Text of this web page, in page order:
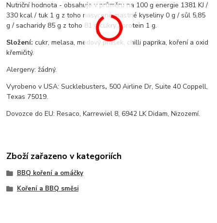
Nutriční hodnota - obsahuje v průměru na 100 g energie 1381 KJ /
330 kcal / tuk 1 g z toho nasycené mastné kyseliny 0 g / sůl 5,85
g / sacharidy 85 g z toho 81 g cukry / protein 1 g.
Složení:cukr, melasa, medový prášek, chilli paprika, koření a oxid
křemičitý.
Alergeny: žádný.
Vyrobeno v USA: Sucklebusters, 500 Airline Dr, Suite 40 Coppell,
Texas 75019.
Dovozce do EU: Resaco, Karrewiel 8, 6942 LK Didam, Nizozemí.
Zboží zařazeno v kategoriích
BBQ koření a omáčky
Koření a BBQ směsi